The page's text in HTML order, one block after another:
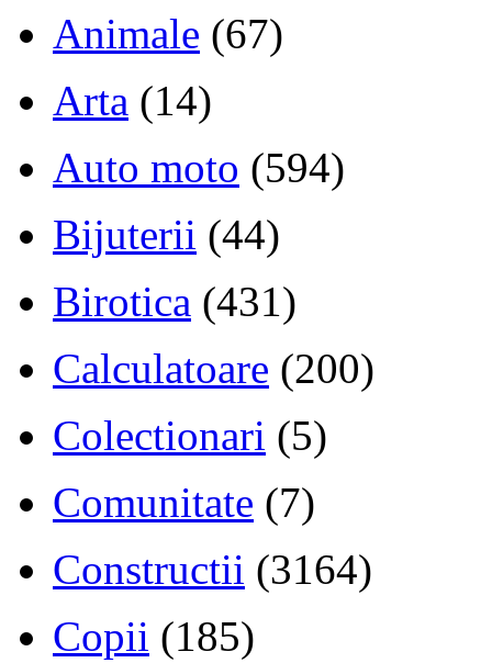
Animale (67)
Arta (14)
Auto moto (594)
Bijuterii (44)
Birotica (431)
Calculatoare (200)
Colectionari (5)
Comunitate (7)
Constructii (3164)
Copii (185)